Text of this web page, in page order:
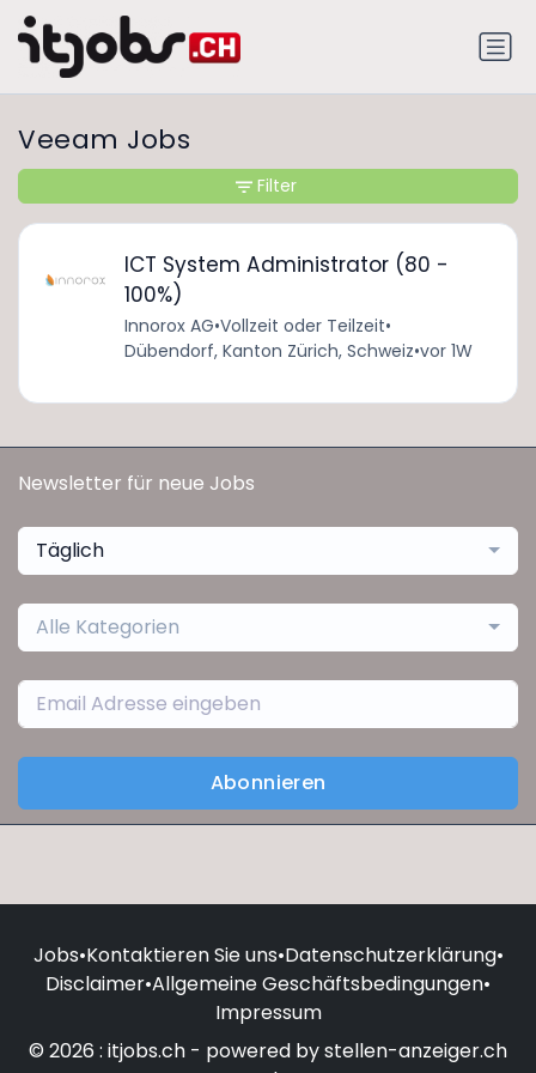
Veeam Jobs
ICT System Administrator (80 -
100%)
Innorox AG•Vollzeit oder Teilzeit•
Dübendorf, Kanton Zürich, Schweiz•vor 1W
Filter
Newsletter für neue Jobs
Täglich
Alle Kategorien
Abonnieren
Jobs•Kontaktieren Sie uns•Datenschutzerklärung•
Disclaimer•Allgemeine Geschäftsbedingungen•
Impressum
© 2026 : itjobs.ch - powered by stellen-anzeiger.ch